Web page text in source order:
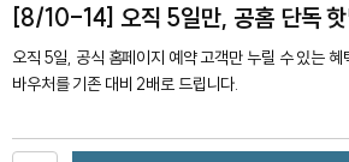
[8/10-14] 오직 5일만, 공홈 단독
오직 5일, 공식 홈페이지 예약 고객만 누릴 수 있는
바우처를 기존 대비 2배로 드립니다.